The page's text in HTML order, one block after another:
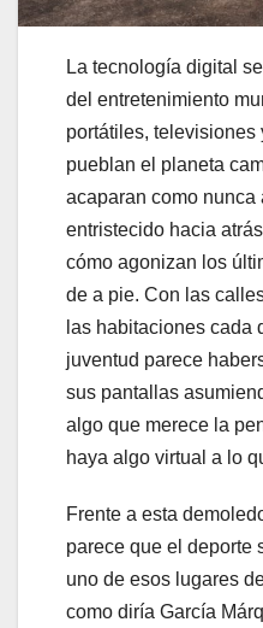
La tecnología digital
del entretenimiento
portátiles, televisiones
pueblan el planeta
acaparan como nunca
entristecido hacia
cómo agonizan los
de a pie. Con las
las habitaciones cada
juventud parece
sus pantallas
algo que merece la
haya algo virtual a lo
Frente a esta
parece que el deporte
uno de esos lugares
como diría García